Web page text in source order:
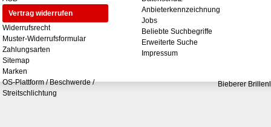
Vertrag widerrufen
Widerrufsrecht
Muster-Widerrufsformular
Zahlungsarten
Sitemap
Marken
OS-Plattform / Beschwerde /
Streitschlichtung
Anbieterkennzeichnung
Jobs
Beliebte Suchbegriffe
Erweiterte Suche
Impressum
Bieberer